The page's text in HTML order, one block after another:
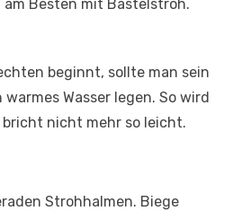
Besten mit Bastelstroh.
beginnt, sollte man sein
Wasser legen. So wird
bricht nicht mehr so leicht.
Strohhalmen. Biege